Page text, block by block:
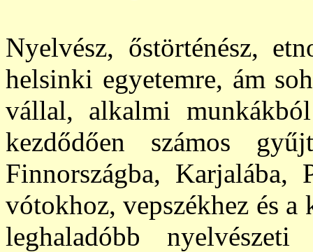
Nyelvész, őstörténész,
helsinki egyetemre, ám
vállal, alkalmi
kezdődően számos
Finnországba, Karjalába,
vótokhoz, vepszékhez és
leghaladóbb